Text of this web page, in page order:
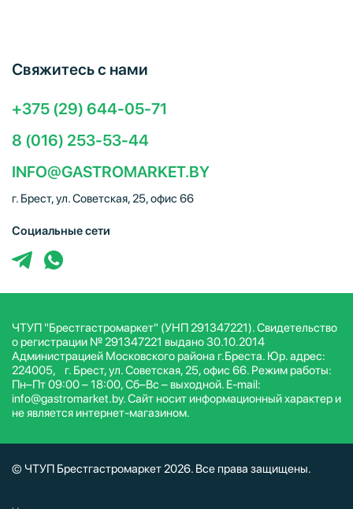
Свяжитесь с нами
+375 (29) 644-05-71
8 (016) 253-53-44
INFO@GASTROMARKET.BY
г. Брест, ул. Советская, 25, офис 66
Социальные сети
ЧТУП "Брестгастромаркет" (УНП 291347221). Свидетельство
о регистрации № 291347221 выдано 30.10.2014
Администрацией Московского района г.Бреста. Юр. адрес:
224005, г. Брест, ул. Советская, 25, офис 66. Режим работы:
Пн–Пт 09:00 – 18:00, Сб–Вс – выходной. E-mail:
info@gastromarket.by. Сайт носит информационный характер и
не является интернет-магазином.
© ЧТУП Брестгастромаркет 2026. Все права защищены.